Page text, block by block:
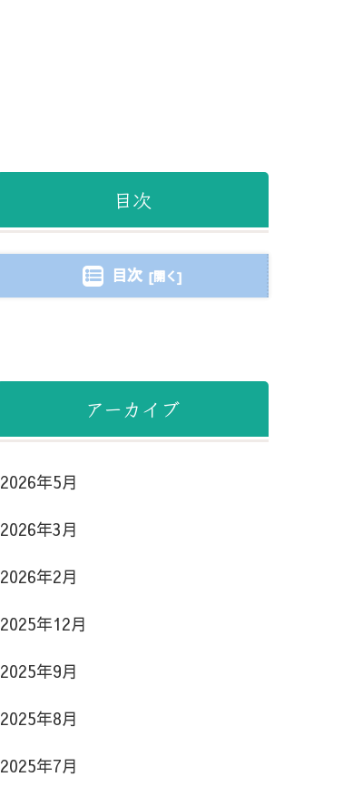
目次
目次
アーカイブ
2026年5月
2026年3月
2026年2月
2025年12月
2025年9月
2025年8月
2025年7月